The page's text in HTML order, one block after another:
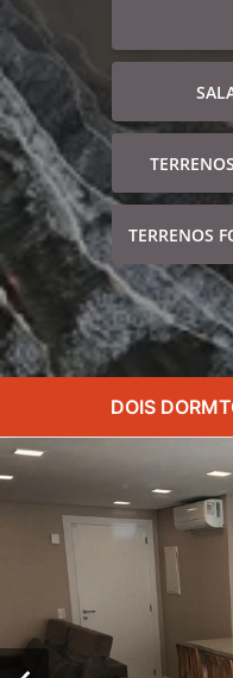
TERRENOS
DOIS